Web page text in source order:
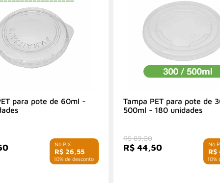
para pote de 60ml -
R$ 26,55
com 10% de desconto
Tampa PET para pote de
500ml - 180 unidades
R$
com
R$ 89,00
R$ 44,50